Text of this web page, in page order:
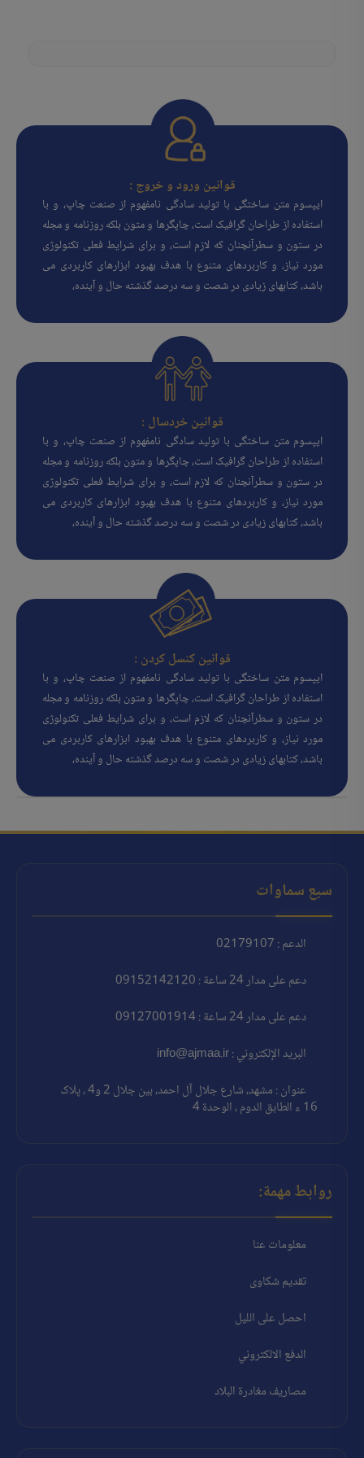
قوانین ورود و خروج :
ایپسوم متن ساختگی با تولید سادگی نامفهوم از صنعت چاپ، و با
استفاده از طراحان گرافیک است، چاپگرها و متون بلکه روزنامه و مجله
در ستون و سطرآنچنان که لازم است، و برای شرایط فعلی تکنولوژی
مورد نیاز، و کاربردهای متنوع با هدف بهبود ابزارهای کاربردی می
باشد، کتابهای زیادی در شصت و سه درصد گذشته حال و آینده،
قوانین خردسال :
ایپسوم متن ساختگی با تولید سادگی نامفهوم از صنعت چاپ، و با
استفاده از طراحان گرافیک است، چاپگرها و متون بلکه روزنامه و مجله
در ستون و سطرآنچنان که لازم است، و برای شرایط فعلی تکنولوژی
مورد نیاز، و کاربردهای متنوع با هدف بهبود ابزارهای کاربردی می
باشد، کتابهای زیادی در شصت و سه درصد گذشته حال و آینده،
قوانین کنسل کردن :
ایپسوم متن ساختگی با تولید سادگی نامفهوم از صنعت چاپ، و با
استفاده از طراحان گرافیک است، چاپگرها و متون بلکه روزنامه و مجله
در ستون و سطرآنچنان که لازم است، و برای شرایط فعلی تکنولوژی
مورد نیاز، و کاربردهای متنوع با هدف بهبود ابزارهای کاربردی می
باشد، کتابهای زیادی در شصت و سه درصد گذشته حال و آینده،
سبع سماوات
الدعم : 02179107
دعم على مدار 24 ساعة : 09152142120
دعم على مدار 24 ساعة : 09127001914
البريد الإلكتروني : info@ajmaa.ir
عنوان : مشهد، شارع جلال آل احمد، بين جلال 2 و4 ، پلاک
16 ء الطابق الدوم ، الوحدة 4
روابط مهمة:
معلومات عنا
تقديم شكاوى
احصل على الليل
الدفع الالكتروني
مصاريف مغادرة البلاد